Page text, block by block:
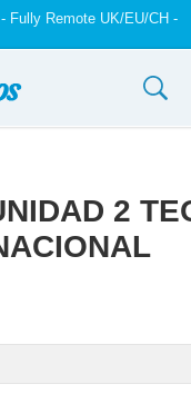
Fully Remote UK/EU/CH -
2